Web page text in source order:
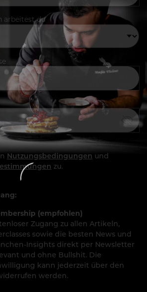
arbeitest du
Nutzungsbedingungen und
zu.
(empfohlen)
Zugang zu allen Artikeln,
sowie die besten News und
Insights direkt per Newsletter
und ohne Bullshit. Die
kann jederzeit über den
werden.